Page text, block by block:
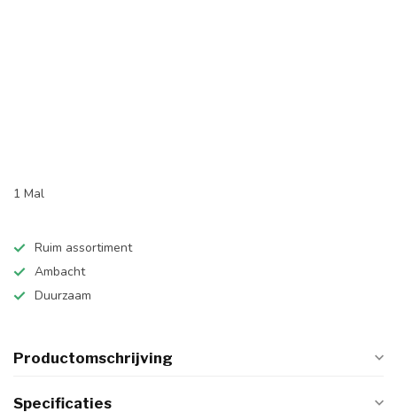
1 Mal
Ruim assortiment
Ambacht
Duurzaam
Productomschrijving
Specificaties